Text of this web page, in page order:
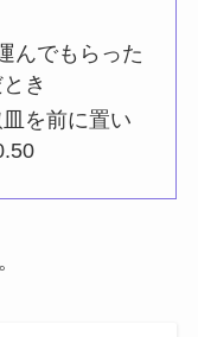
でもらった
き
を前に置い